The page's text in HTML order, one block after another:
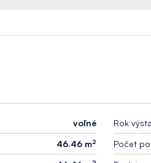
voľné
46.46 m2
Rok
Počet